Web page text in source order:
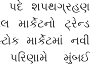
પદે શપથગ્રહણ
ટ્રેન્ડ
માર્કેટમાં નવી
મુંબઈ